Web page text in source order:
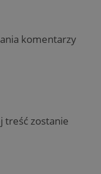
komentarzy
treść zostanie